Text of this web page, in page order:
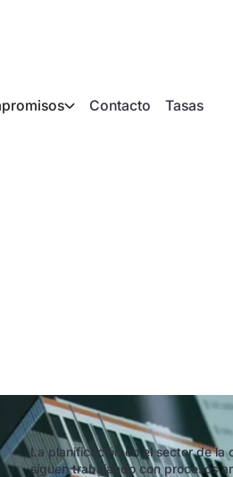
Contacto Tasas
La planificación en el sector de la
siguen trabajando con procesos